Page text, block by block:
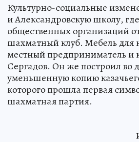
Культурно-социальные
и Александровскую школу,
общественных организаций
шахматный клуб. Мебель для
местный предприниматель и
Сергадов. Он же построил во
уменьшенную копию
которого прошла первая
шахматная партия.